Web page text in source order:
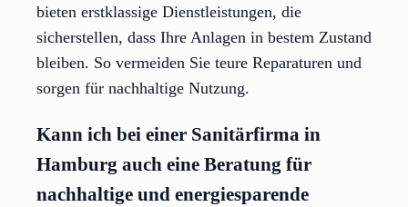
bieten erstklassige Dienstleistungen, die
sicherstellen, dass Ihre Anlagen in bestem Zustand
bleiben. So vermeiden Sie teure Reparaturen und
sorgen für nachhaltige Nutzung.
Kann ich bei einer Sanitärfirma in
Hamburg auch eine Beratung für
nachhaltige und energiesparende